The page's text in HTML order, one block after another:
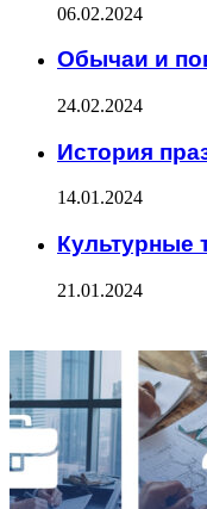
06.02.2024
Обычаи и
24.02.2024
История
14.01.2024
Культурные
21.01.2024